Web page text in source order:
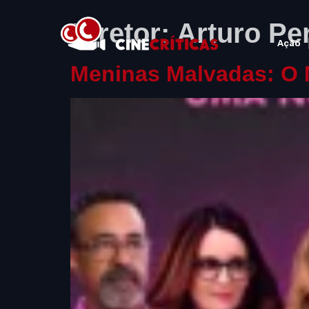
Ação
Diretor:Arturo
Meninas Malvadas: O